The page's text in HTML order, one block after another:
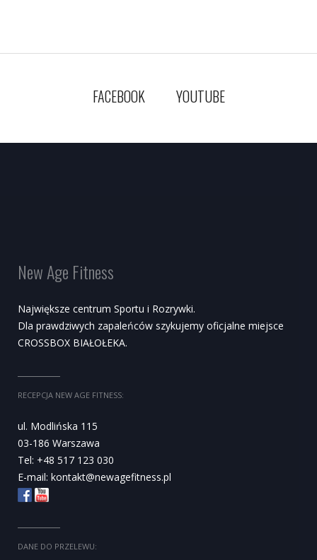
FACEBOOK YOUTUBE
New Age Fitness
Największe centrum Sportu i Rozrywki.
Dla prawdziwych zapaleńców szykujemy oficjalne miejsce
CROSSBOX BIAŁOŁEKA.
RECEPCJA NEW AGE FITNESS:
ul. Modlińska 115
03-186 Warszawa
Tel: +48 517 123 030
E-mail: kontakt@newagefitness.pl
DANE DO PRZELEWU: